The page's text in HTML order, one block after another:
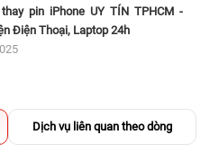
pin iPhone UY TÍN TPHCM -
Điện Thoại, Laptop 24h
Dịch vụ liên quan theo dòng